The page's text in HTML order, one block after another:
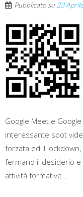
Pubblicato su 23
Google Meet e
interessante spot
forzata ed il lockdown,
fermano il desiderio e
attività formative...